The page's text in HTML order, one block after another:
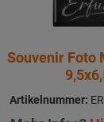
Souvenir Foto
Artikelnummer: